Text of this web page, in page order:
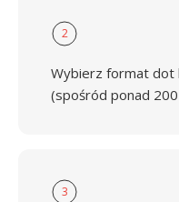
2
Wybierz format dot
(spośród ponad
3